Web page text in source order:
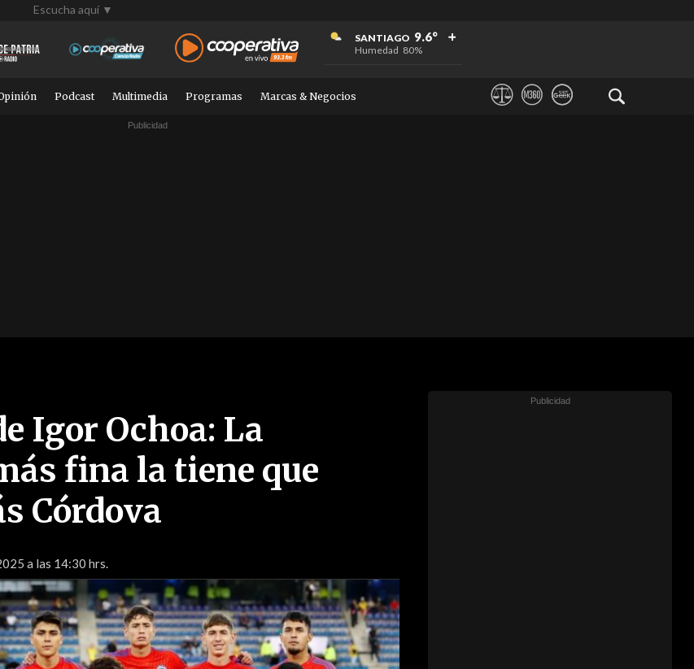
Escucha aquí ▼
SANTIAGO 9.6°
Humedad 80%
+
+
+
Podcast Multimedia Programas Marcas & Negocios
Igor Ochoa: La
fina la tiene que
Córdova
a las 14:30 hrs.